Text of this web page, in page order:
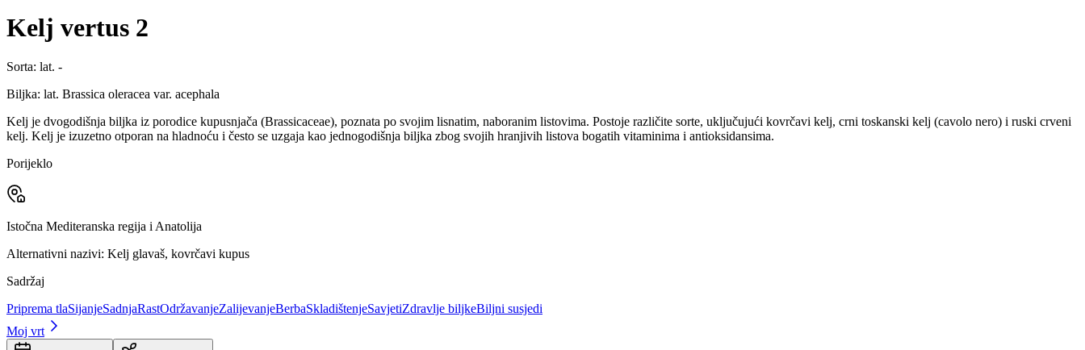
Kelj vertus 2
Sorta: lat. -
Biljka: lat. Brassica oleracea var. acephala
Kelj je dvogodišnja biljka iz porodice kupusnjača (Brassicaceae), poznata po svojim lisnatim, naboranim listovima. Postoje različite sorte, uključujući kovrčavi kelj, crni toskanski kelj (cavolo nero) i ruski crveni
kelj. Kelj je izuzetno otporan na hladnoću i često se uzgaja kao jednogodišnja biljka zbog svojih hranjivih listova bogatih vitaminima i antioksidansima.​
Porijeklo
Istočna Mediteranska regija i Anatolija
Alternativni nazivi: Kelj glavaš, kovrčavi kupus
Sadržaj
Priprema tlaSijanjeSadnjaRastOdržavanjeZalijevanjeBerbaSkladištenjeSavjetiZdravlje biljkeBiljni susjedi
Moj vrt